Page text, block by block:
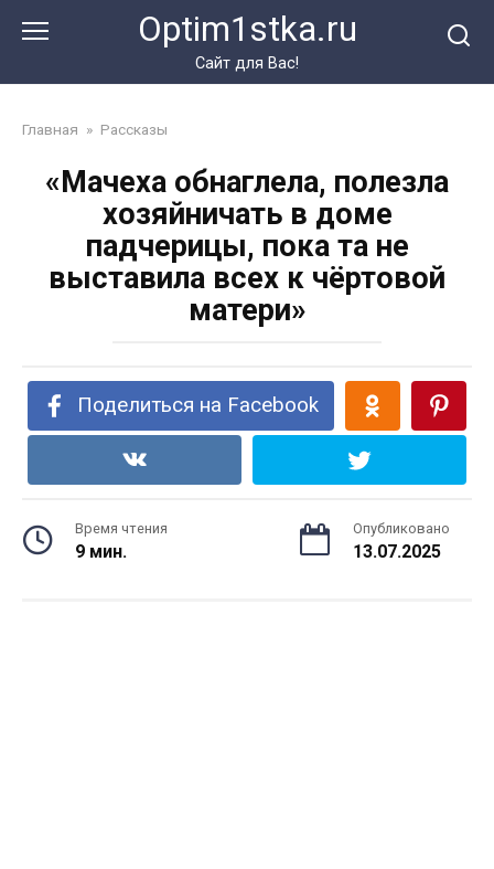
Optim1stka.ru
Сайт для Вас!
Главная » Рассказы
«Мачеха обнаглела, полезла
хозяйничать в доме
падчерицы, пока та не
выставила всех к чёртовой
матери»
Поделиться на Facebook
Время чтения
9 мин.
Опубликовано
13.07.2025